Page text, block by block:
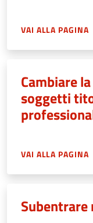
VAI ALLA PAGINA
Cambiare
soggetti
VAI ALLA PAGINA